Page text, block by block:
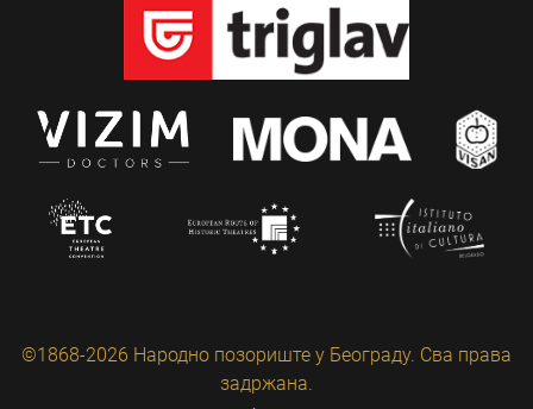
©1868-2026 Народно позориште у Београду. Сва права
задржана.